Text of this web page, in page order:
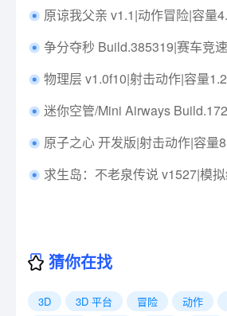
猜你在找
3D 3D 平台 冒险 动作